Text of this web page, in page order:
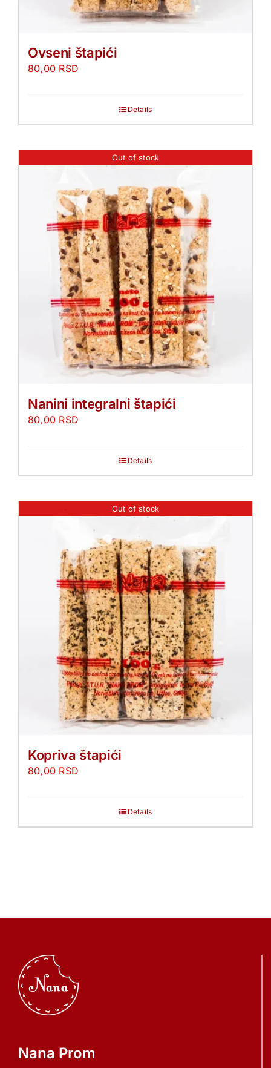
Ovseni štapići
80,00 RSD
Details
Out of stock
Nanini integralni štapići
80,00 RSD
Details
Out of stock
Kopriva štapići
80,00 RSD
Details
Nana Prom